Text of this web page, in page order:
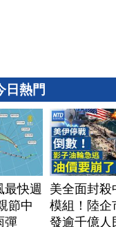
日熱門
最快週
節中
彈
美全面封殺
模組！陸企
發逾千億人